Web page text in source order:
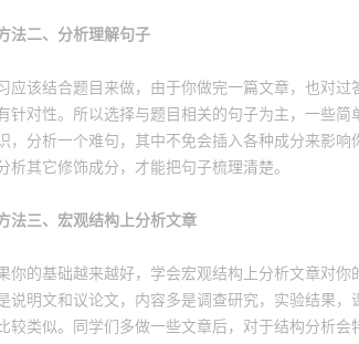
法二、分析理解句子
应该结合题目来做，由于你做完一篇文章，也对
针对性。所以选择与题目相关的句子为主，一些
，分析一个难句，其中不免会插入各种成分来影
析其它修饰成分，才能把句子梳理清楚。
法三、宏观结构上分析文章
你的基础越来越好，学会宏观结构上分析文章对
说明文和议论文，内容多是调查研究，实验结果
较类似。同学们多做一些文章后，对于结构分析